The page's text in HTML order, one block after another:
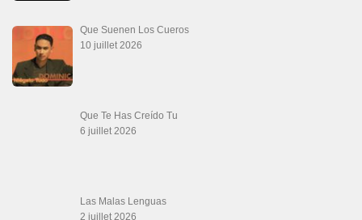
Que Suenen Los Cueros
10 juillet 2026
Que Te Has Creído Tu
6 juillet 2026
Las Malas Lenguas
2 juillet 2026